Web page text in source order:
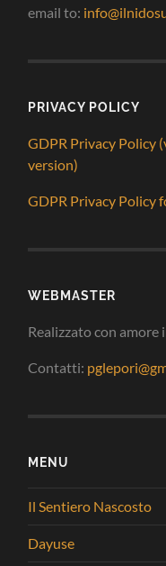
email to:
PRIVACY POLICY
GDPR Privacy Policy
version)
GDPR Privacy Policy
WEBMASTER
Realizzato con
Contatti:
MENU
Il Sentiero Nascosto
Dayuse